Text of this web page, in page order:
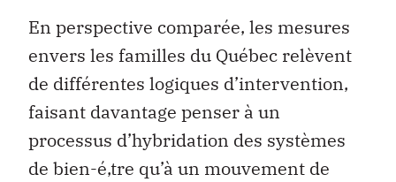
En perspective comparée, les mesures
envers les familles du Québec relèvent
de différentes logiques d’intervention,
faisant davantage penser à un
processus d’hybridation des systèmes
de bien-é‚tre qu’à un mouvement de